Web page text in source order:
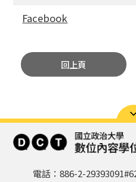
Facebook
回上頁
電話：886-2-